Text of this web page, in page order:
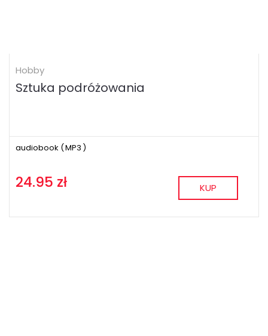
Hobby
Sztuka podróżowania
audiobook (MP3 )
24.95 zł KUP